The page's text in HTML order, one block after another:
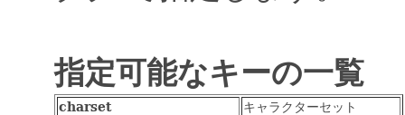
指定可能なキーの一覧
charset
キャラクターセット